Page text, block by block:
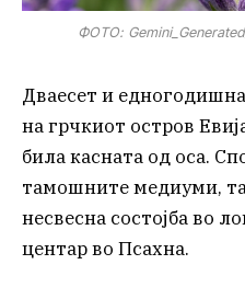
ФОТО:
Дваесет и
на грчкиот остров
била касната од оса.
тамошните медиуми,
несвесна состојба во
центар во Псахна.